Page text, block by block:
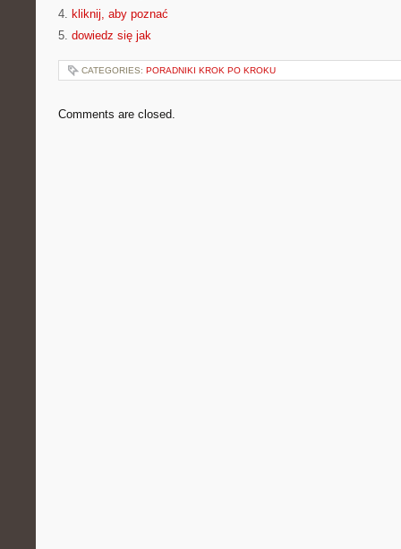
4. kliknij, aby poznać
5. dowiedz się jak
CATEGORIES: PORADNIKI KROK PO KROKU
Comments are closed.